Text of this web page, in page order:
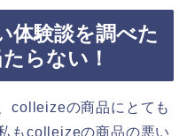
体験談を調べた
らない！
colleizeの商品にとても
もcolleizeの商品の悪い